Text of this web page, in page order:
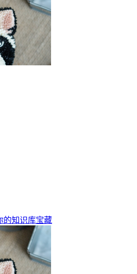
的知识库宝藏